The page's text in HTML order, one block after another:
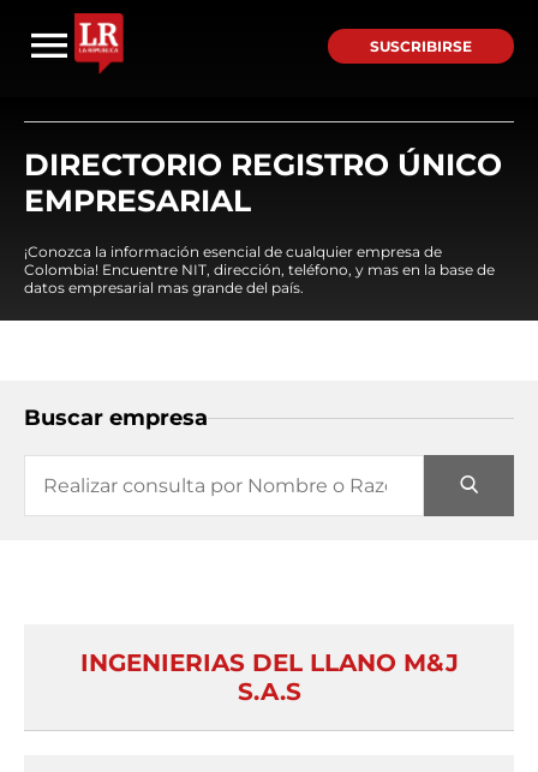
SUSCRIBIRSE
DIRECTORIO REGISTRO ÚNICO
EMPRESARIAL
¡Conozca la información esencial de cualquier empresa de
Colombia! Encuentre NIT, dirección, teléfono, y mas en la base de
datos empresarial mas grande del país.
Buscar empresa
INGENIERIAS DEL LLANO M&J
S.A.S